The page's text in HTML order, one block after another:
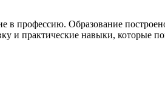
профессию. Образование
и практические навыки, которые